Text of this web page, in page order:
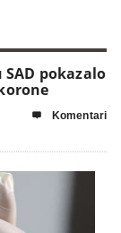
pokazalo
 Komentari